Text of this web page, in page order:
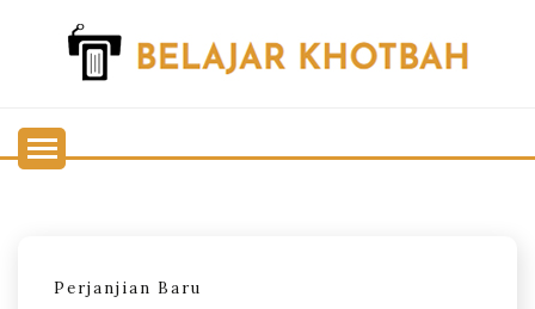
Perjanjian Baru